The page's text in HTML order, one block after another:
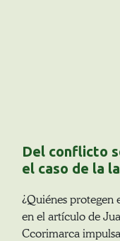
Del conflicto
el caso de la
¿Quiénes protegen
en el artículo de
Ccorimarca